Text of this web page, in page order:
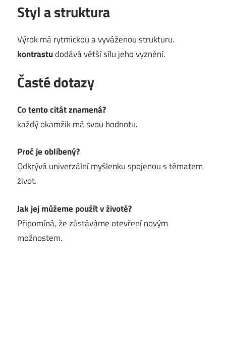
Styl a struktura
Výrok má rytmickou a vyváženou strukturu.
kontrastudodává větší sílu jeho vyznění.
Časté dotazy
Co tento citát znamená?
každý okamžik má svou hodnotu.
Proč je oblíbený?
Odkrývá univerzální myšlenku spojenou s tématem
život.
Jak jej můžeme použít v životě?
Připomíná, že zůstáváme otevření novým
možnostem.